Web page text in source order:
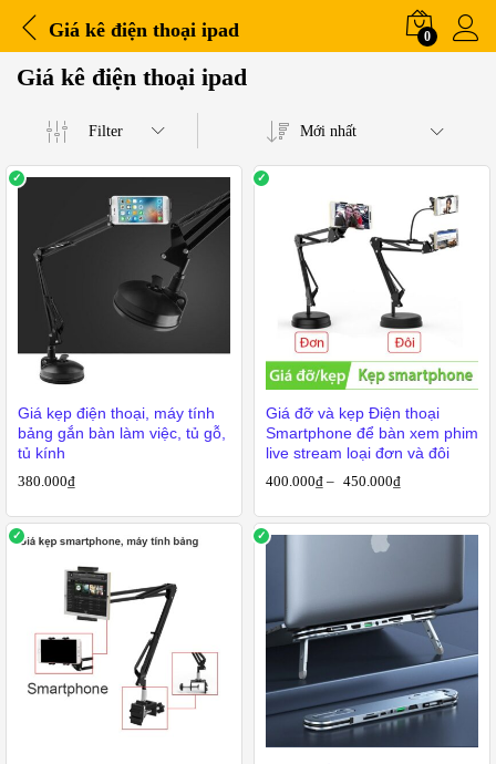
Giá kê điện thoại ipad 0
Giá kê điện thoại ipad
Filter Mới nhất
Giá kẹp điện thoại, máy tính
bảng gắn bàn làm việc, tủ gỗ,
tủ kính
380.000₫
Giá đỡ và kẹp Điện thoại
Smartphone để bàn xem phim
live stream loại đơn và đôi
400.000₫ – 450.000₫